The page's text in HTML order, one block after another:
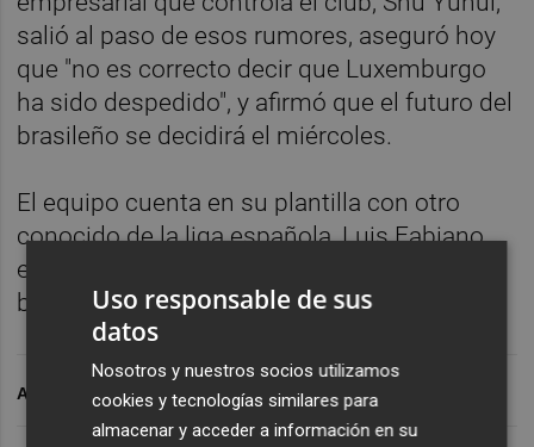
salió al paso de esos rumores, aseguró hoy
que "no es correcto decir que Luxemburgo
ha sido despedido", y afirmó que el futuro del
brasileño se decidirá el miércoles.
El equipo cuenta en su plantilla con otro
conocido de la liga española, Luis Fabiano,
exjugador del Sevilla, y con los también
brasileños Jadson y Geuvanio.
ARCHIVADO EN
Uso responsable de sus
datos
Nosotros y nuestros socios utilizamos
cookies y tecnologías similares para
almacenar y acceder a información en su